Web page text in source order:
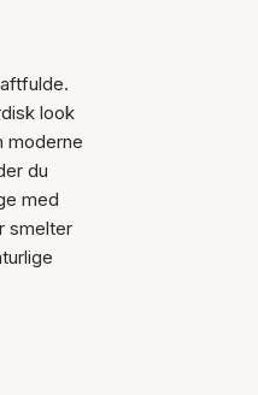
look
moderne
du
med
smelter